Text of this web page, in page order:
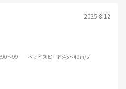
2025.8.12
:90～99 ヘッドスピード:45～49m/s